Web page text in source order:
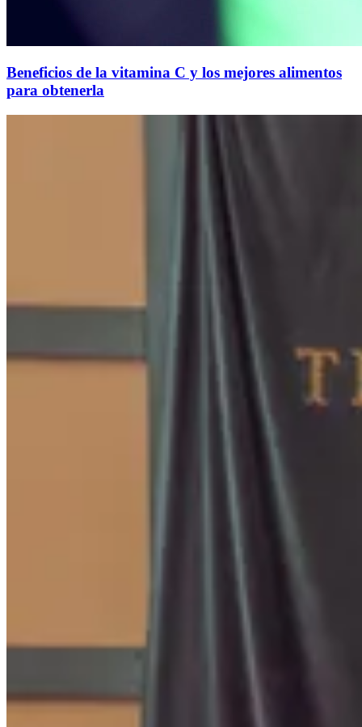
Beneficios de la vitamina C y los mejores alimentos
para obtenerla